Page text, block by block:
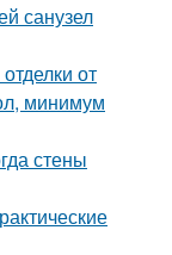
санузел
от
минимум
стены